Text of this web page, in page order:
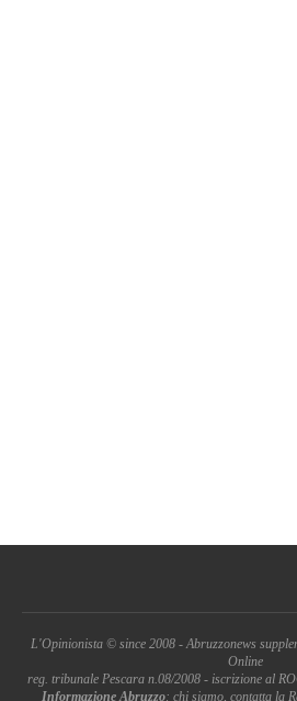
L'Opinionista © since 2008 - Abruzzonews
Online
reg. tribunale Pescara n.08/2008 - iscrizione al
Informazione Abruzzo: chi siamo, contatta la